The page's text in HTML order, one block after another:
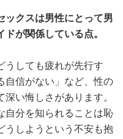
ックスは男性にとって男
が関係している点。
うしても疲れが先行す
自信がない」など、性の
い悔しさがあります。
自分を知られることは恥
うしようという不安も抱